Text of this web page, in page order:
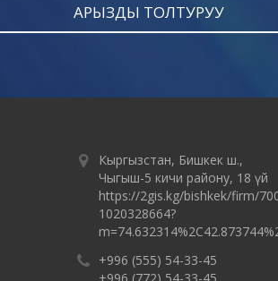
АРЫЗДЫ ТОЛТУРУУ
Кыргызстан, Бишкек ш.,
Чыгыш-5 кичи району, 18 үй
https://2gis.kg/bishkek/firm/
1020328664?
+996 (555) 54-33-45
+996 (772) 54-33-45